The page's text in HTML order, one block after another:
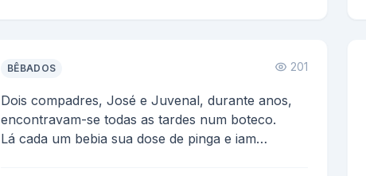
BÊBADOS 201
Dois compadres, José e Juvenal, durante anos,
encontravam-se todas as tardes num boteco.
Lá cada um bebia sua dose de pinga e iam